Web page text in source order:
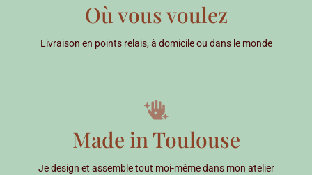
Où vous voulez
Livraison en points relais, à domicile ou dans le monde
Made in Toulouse
Je design et assemble tout moi-même dans mon atelier